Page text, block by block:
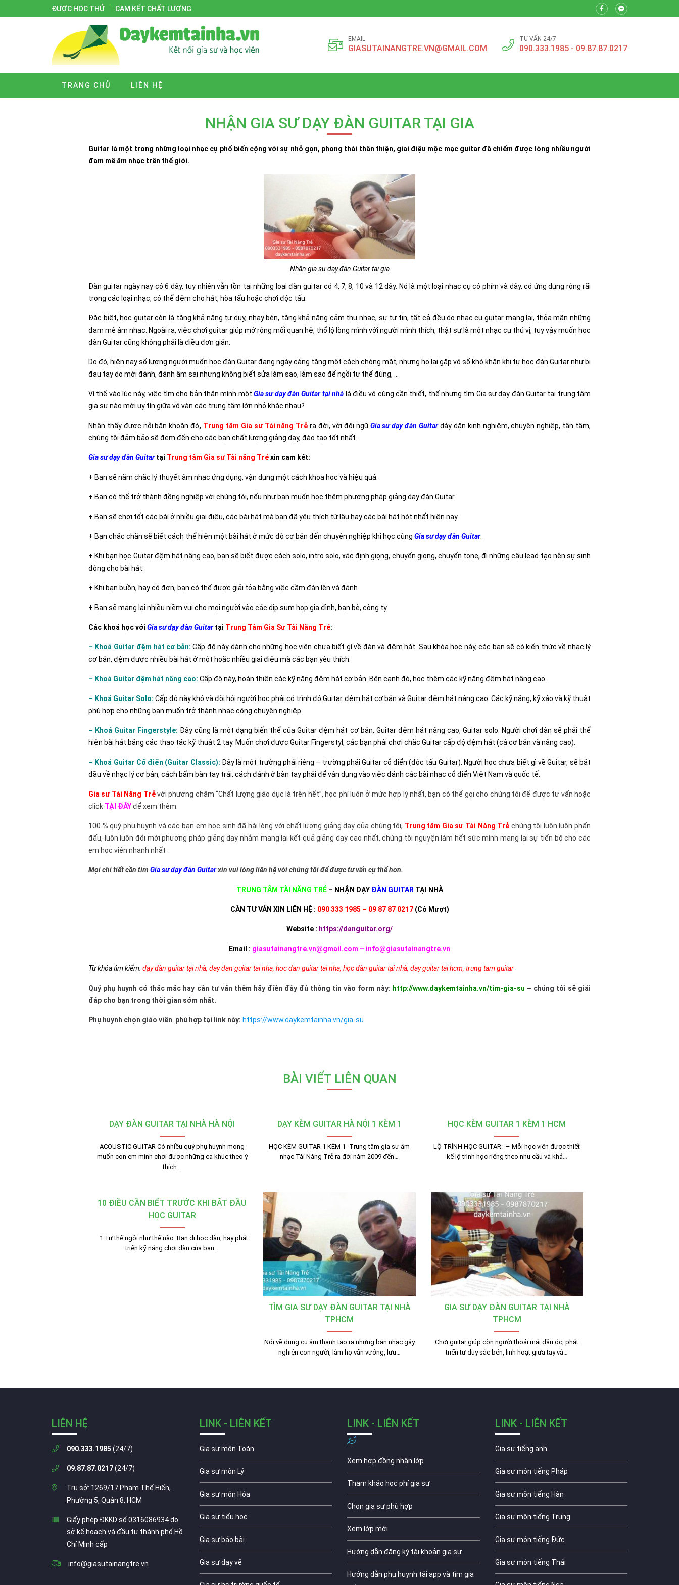
ĐƯỢC HỌC THỬ CAM KẾT CHẤT LƯỢNG
EMAIL
GIASUTAINANGTRE.VN@GMAIL.COM
TƯ VẤN 24/7
090.333.1985 - 09.87.87.0217
TRANG CHỦ LIÊN HỆ
NHẬN GIA SƯ DẠY ĐÀN GUITAR TẠI GIA
Guitar là một trong những loại nhạc cụ phổ biến cộng với sự nhỏ gọn, phong thái thân thiện, giai điệu mộc mạc guitar đã chiếm được lòng nhiều người
đam mê âm nhạc trên thế giới.
Nhận gia sư dạy đàn Guitar tại gia
Đàn guitar ngày nay có 6 dây, tuy nhiên vẫn tồn tại những loại đàn guitar có 4, 7, 8, 10 và 12 dây. Nó là một loại nhạc cụ có phím và dây, có ứng dụng rộng rãi
trong các loại nhạc, có thể đệm cho hát, hòa tấu hoặc chơi độc tấu.
Đặc biệt, học guitar còn là tăng khả năng tư duy, nhạy bén, tăng khả năng cảm thụ nhạc, sự tự tin, tất cả đều do nhạc cụ guitar mang lại, thỏa mãn những
đam mê âm nhạc. Ngoài ra, việc chơi guitar giúp mở rộng mối quan hệ, thổ lộ lòng mình với người mình thích, thật sự là một nhạc cụ thú vị, tuy vậy muốn học
đàn Guitar cũng không phải là điều đơn giản.
Do đó, hiện nay số lượng người muốn học đàn Guitar đang ngày càng tăng một cách chóng mặt, nhưng họ lại gặp vô số khó khăn khi tự học đàn Guitar như bị
đau tay do mới đánh, đánh âm sai nhưng không biết sửa làm sao, làm sao để ngồi tư thế đúng, …
Vì thế vào lúc này, việc tìm cho bản thân mình mộtGia sư dạy đàn Guitar tại nhà là điều vô cùng cần thiết, thế nhưng tìm Gia sư dạy đàn Guitar tại trung tâm
gia sư nào mới uy tín giữa vô vàn các trung tâm lớn nhỏ khác nhau?
Nhận thấy được nỗi băn khoăn đó, Trung tâm Gia sư Tài năng Trẻ ra đời, với đội ngũ Gia sư dạy đàn Guitardày dặn kinh nghiệm, chuyên nghiệp, tận tâm,
chúng tôi đảm bảo sẽ đem đến cho các bạn chất lượng giảng dạy, đào tạo tốt nhất.
Gia sư dạy đàn Guitartại Trung tâm Gia sư Tài năng Trẻxin cam kết:
+ Bạn sẽ nắm chắc lý thuyết âm nhạc ứng dụng, vận dụng một cách khoa học và hiệu quả.
+ Bạn có thể trở thành đồng nghiệp với chúng tôi, nếu như bạn muốn học thêm phương pháp giảng dạy đàn Guitar.
+ Bạn sẽ chơi tốt các bài ở nhiều giai điệu, các bài hát mà bạn đã yêu thích từ lâu hay các bài hát hót nhất hiện nay.
+ Bạn chắc chắn sẽ biết cách thể hiện một bài hát ở mức độ cơ bản đến chuyên nghiệp khi học cùng Gia sư dạy đàn Guitar.
+ Khi bạn học Guitar đệm hát nâng cao, bạn sẽ biết được cách solo, intro solo, xác định giọng, chuyển giọng, chuyển tone, đi những câu lead tạo nên sự sinh
động cho bài hát.
+ Khi bạn buồn, hay cô đơn, bạn có thể được giải tỏa bằng việc cầm đàn lên và đánh.
+ Bạn sẽ mang lại nhiều niềm vui cho mọi người vào các dịp sum họp gia đình, bạn bè, công ty.
Các khoá học với Gia sư dạy đàn Guitartại Trung Tâm Gia Sư Tài Năng Trẻ:
– Khoá Guitar đệm hát cơ bản: Cấp độ này dành cho những học viên chưa biết gì về đàn và đệm hát. Sau khóa học này, các bạn sẽ có kiến thức về nhạc lý
cơ bản, đệm được nhiều bài hát ở một hoặc nhiều giai điệu mà các bạn yêu thích.
– Khoá Guitar đệm hát nâng cao: Cấp độ này, hoàn thiện các kỹ năng đệm hát cơ bản. Bên cạnh đó, học thêm các kỹ năng đệm hát nâng cao.
– Khoá Guitar Solo: Cấp độ này khó và đòi hỏi người học phải có trình độ Guitar đệm hát cơ bản và Guitar đệm hát nâng cao. Các kỹ năng, kỹ xảo và kỹ thuật
phù hợp cho những bạn muốn trở thành nhạc công chuyên nghiệp
– Khoá Guitar Fingerstyle: Đây cũng là một dạng biến thể của Guitar đệm hát cơ bản, Guitar đệm hát nâng cao, Guitar solo. Người chơi đàn sẽ phải thể
hiện bài hát bằng các thao tác kỹ thuật 2 tay. Muốn chơi được Guitar Fingerstyl, các bạn phải chơi chắc Guitar cấp độ đệm hát (cả cơ bản và nâng cao).
– Khoá Guitar Cổ điển (Guitar Classic): Đây là một trường phái riêng – trường phái Guitar cổ điển (độc tấu Guitar). Người học chưa biết gì về Guitar, sẽ bắt
đầu về nhạc lý cơ bản, cách bấm bàn tay trái, cách đánh ở bàn tay phải để vận dụng vào việc đánh các bài nhạc cổ điển Việt Nam và quốc tế.
Gia sư Tài Năng Trẻvới phương châm “Chất lượng giáo dục là trên hết”, học phí luôn ở mức hợp lý nhất, bạn có thể gọi cho chúng tôi để được tư vấn hoặc
click TẠI ĐÂYđể xem thêm.
100 % quý phụ huynh và các bạn em học sinh đã hài lòng với chất lượng giảng dạy của chúng tôi, Trung tâm Gia sư Tài Năng Trẻ chúng tôi luôn luôn phấn
đấu, luôn luôn đổi mới phương pháp giảng dạy nhằm mang lại kết quả giảng dạy cao nhất, chúng tôi nguyện làm hết sức mình mang lại sự tiến bộ cho các
em học viên nhanh nhất .
Mọi chi tiết cần tìm Gia sư dạy đàn Guitarxin vui lòng liên hệ với chúng tôi để được tư vấn cụ thể hơn.
TRUNG TÂM TÀI NĂNG TRẺ – NHẬN DẠY ĐÀN GUITAR TẠI NHÀ
CẦN TƯ VẤN XIN LIÊN HỆ : 090 333 1985 – 09 87 87 0217 (Cô Mượt)
Website : https://danguitar.org/
Email : giasutainangtre.vn@gmail.com – info@giasutainangtre.vn
Từ khóa tìm kiếm:dạy đàn guitar tại nhà, day dan guitar tai nha, hoc dan guitar tai nha, học đàn guitar tại nhà, day guitar tai hcm, trung tam guitar
Quý phụ huynh có thắc mắc hay cần tư vấn thêm hãy điền đầy đủ thông tin vào form này: http://www.daykemtainha.vn/tim-gia-su – chúng tôi sẽ giải
đáp cho bạn trong thời gian sớm nhất.
Phụ huynh chọn giáo viên phù hợp tại link này: https://www.daykemtainha.vn/gia-su
BÀI VIẾT LIÊN QUAN
DẠY ĐÀN GUITAR TẠI NHÀ HÀ NỘI
ACOUSTIC GUITAR Có nhiều quý phụ huynh mong
muốn con em mình chơi được những ca khúc theo ý
thích…
DẠY KÈM GUITAR HÀ NỘI 1 KÈM 1
HỌC KÈM GUITAR 1 KÈM 1 -Trung tâm gia sư âm
nhạc Tài Năng Trẻ ra đời năm 2009 đến…
HỌC KÈM GUITAR 1 KÈM 1 HCM
LỘ TRÌNH HỌC GUITAR: – Mỗi học viên được thiết
kế lộ trình học riêng theo nhu cầu và khả…
10 ĐIỀU CẦN BIẾT TRƯỚC KHI BẮT ĐẦU
HỌC GUITAR
1.Tư thế ngồi như thế nào: Bạn đi học đàn, hay phát
triển kỹ năng chơi đàn của bạn…
TÌM GIA SƯ DẠY ĐÀN GUITAR TẠI NHÀ
TPHCM
Nói về dụng cụ âm thanh tạo ra những bản nhạc gây
nghiện con người, làm họ vấn vướng, lưu…
GIA SƯ DẠY ĐÀN GUITAR TẠI NHÀ
TPHCM
Chơi guitar giúp còn người thoải mái đầu óc, phát
triển tư duy sắc bén, linh hoạt giữa tay và…
LIÊN HỆ
090.333.1985 (24/7)
09.87.87.0217(24/7)
Trụ sở: 1269/17 Phạm Thế Hiển,
Phường 5, Quận 8, HCM
Giấy phép ĐKKD số 0316086934 do
sở kế hoạch và đầu tư thành phố Hồ
Chí Minh cấp
info@giasutainangtre.vn
LINK - LIÊN KẾT
Gia sư môn Toán
Gia sư môn Lý
Gia sư môn Hóa
Gia sư tiểu học
Gia sư báo bài
Gia sư dạy vẽ
LINK - LIÊN KẾT
Xem hợp đồng nhận lớp
Tham khảo học phí gia sư
Chọn gia sư phù hợp
Xem lớp mới
Hướng dẫn đăng ký tài khoản gia sư
Hướng dẫn phụ huynh tải app và tìm gia
LINK - LIÊN KẾT
Gia sư tiếng anh
Gia sư môn tiếng Pháp
Gia sư môn tiếng Hàn
Gia sư môn tiếng Trung
Gia sư môn tiếng Đức
Gia sư môn tiếng Thái